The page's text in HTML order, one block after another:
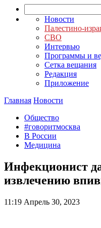
Новости
Палестино-
СВО
Интервью
Программы и
Сетка вещания
Редакция
Приложение
Главная Новости
Общество
#говоритмосква
В России
Медицина
Инфекционист
извлечению
11:19 Апрель 30, 2023